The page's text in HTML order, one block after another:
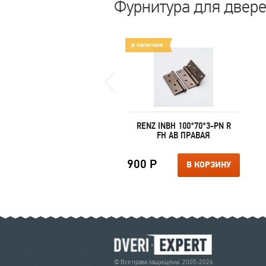
Фурнитура для
в наличии
RENZ INBH 100*70*3-PN R
FH AB ПРАВАЯ
900 Р В КОРЗИНУ
© Все права защищены. 2005-2026